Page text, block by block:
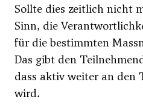
Sollte dies zeitlich nicht
Sinn, die
für die bestimmten
Das gibt den
dass aktiv weiter an den
wird.